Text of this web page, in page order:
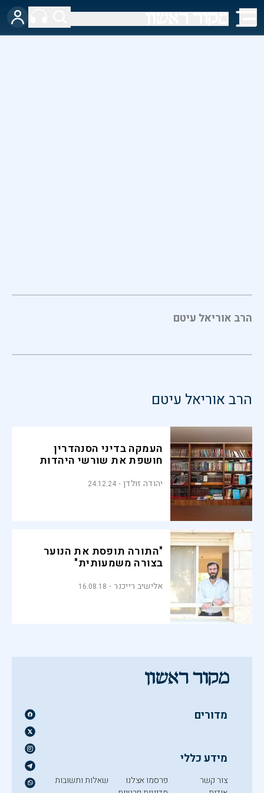
הרב אוריאל עיטם
הרב אוריאל עיטם
העמקה בדיני הסנהדרין
חושפת את שורשי היהדות
יהודה זולדן 24.12.24
"התורה תופסת את הנוער
בצורה משמעותית"
אלישיב רייכנר 16.08.18
מדורים
מידע כללי
צור קשר
פרסמו אצלנו
שאלות ותשובות